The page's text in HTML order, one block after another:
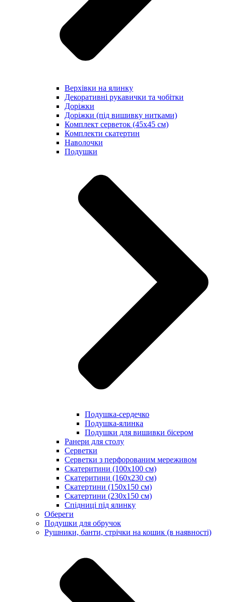
Верхівки на ялинку
Декоративні рукавички та чобітки
Доріжки
Доріжки (під вишивку нитками)
Комплект серветок (45х45 см)
Комплекти скатертин
Наволочки
Подушки
Подушка-сердечко
Подушка-ялинка
Подушки для вишивки бісером
Ранери для столу
Серветки
Серветки з перфорованим мереживом
Скатеритини (100х100 см)
Скатеритини (160х230 см)
Скатертини (150х150 см)
Скатертини (230х150 см)
Спідниці під ялинку
Обереги
Подушки для обручок
Рушники, банти, стрічки на кошик (в наявності)